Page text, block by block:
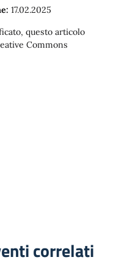
17.02.2025
questo articolo
Commons
correlati